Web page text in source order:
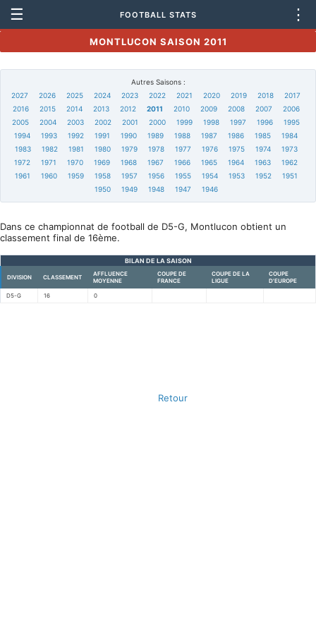
☰ FOOTBALL STATS ⋮
MONTLUCON SAISON 2011
Autres Saisons :
2027
2026 2025 2024 2023 2022 2021 2020 2019 2018
2017
2016
2015 2014 2013 2012 2011 2010 2009 2008 2007
2006
2005
2004 2003 2002 2001 2000 1999 1998 1997 1996
1995
1994
1993 1992 1991 1990 1989 1988 1987 1986 1985
1984
1983
1982 1981 1980 1979 1978 1977 1976 1975 1974
1973
1972
1971 1970 1969 1968 1967 1966 1965 1964 1963
1962
1961
1960 1959 1958 1957 1956 1955 1954 1953 1952
1951
1950
1949 1948 1947 1946
Dans ce championnat de football de D5-G, Montlucon obtient un
classement final de 16ème.
BILAN DE LA SAISON
DIVISION CLASSEMENT
AFFLUENCE
MOYENNE
COUPE DE
FRANCE
COUPE DE LA
LIGUE
COUPE
D'EUROPE
D5-G 16 0
Retour